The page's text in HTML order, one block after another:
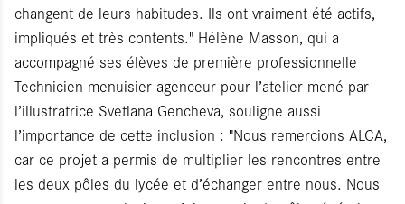
changent de leurs habitudes. Ils ont vraiment été actifs,
impliqués et très contents." Hélène Masson, qui a
accompagné ses élèves de première professionnelle
Technicien menuisier agenceur pour l’atelier mené par
l’illustratrice Svetlana Gencheva, souligne aussi
l’importance de cette inclusion : "Nous remercions ALCA,
car ce projet a permis de multiplier les rencontres entre
les deux pôles du lycée et d’échanger entre nous. Nous